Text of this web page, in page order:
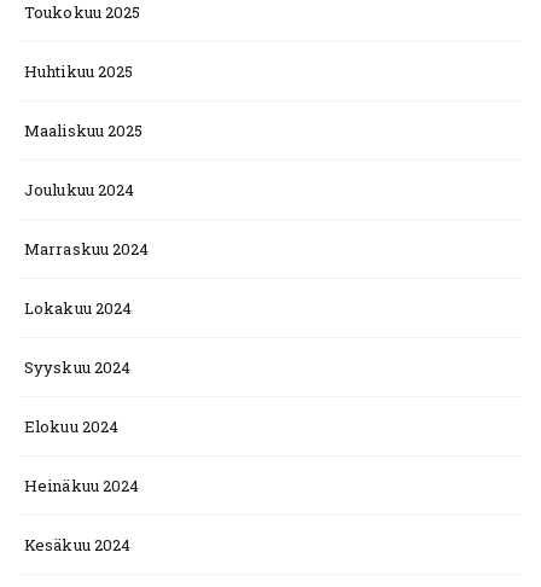
Toukokuu 2025
Huhtikuu 2025
Maaliskuu 2025
Joulukuu 2024
Marraskuu 2024
Lokakuu 2024
Syyskuu 2024
Elokuu 2024
Heinäkuu 2024
Kesäkuu 2024